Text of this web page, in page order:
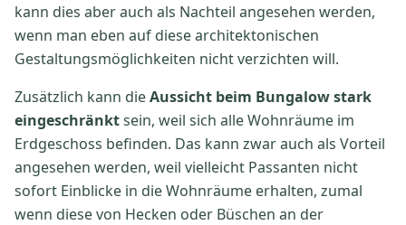
kann dies aber auch als Nachteil angesehen werden,
wenn man eben auf diese architektonischen
Gestaltungsmöglichkeiten nicht verzichten will.
Zusätzlich kann dieAussicht beim Bungalow stark
eingeschränktsein, weil sich alle Wohnräume im
Erdgeschoss befinden. Das kann zwar auch als Vorteil
angesehen werden, weil vielleicht Passanten nicht
sofort Einblicke in die Wohnräume erhalten, zumal
wenn diese von Hecken oder Büschen an der